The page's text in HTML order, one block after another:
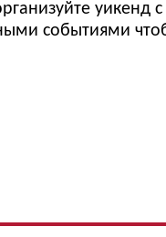
уикенд
событиями